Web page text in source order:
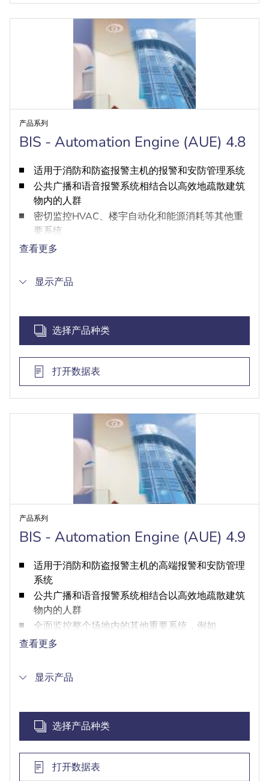
产品系列
BIS - Automation Engine (AUE) 4.8
适用于消防和防盗报警主机的报警和安防管理系统
公共广播和语音报警系统相结合以高效地疏散建筑
物内的人群
密切监控HVAC、楼宇自动化和能源消耗等其他重
要系统
统一遵循全球OPC DA/AE和OPC UA标准，因此可
通过用户可定义的规则自动紧急响应子系统报警
查看更多
显示产品
选择产品种类
打开数据表
产品系列
BIS - Automation Engine (AUE) 4.9
适用于消防和防盗报警主机的高端报警和安防管理
系统
公共广播和语音报警系统相结合以高效地疏散建筑
物内的人群
全面监控整个场地内的其他重要系统，例如
HVAC、楼宇自动化和能源管理
轻松集成和配置子系统
通过用户可定义的规则自动紧急响应子系统报警
授权组
查看更多
显示产品
选择产品种类
打开数据表